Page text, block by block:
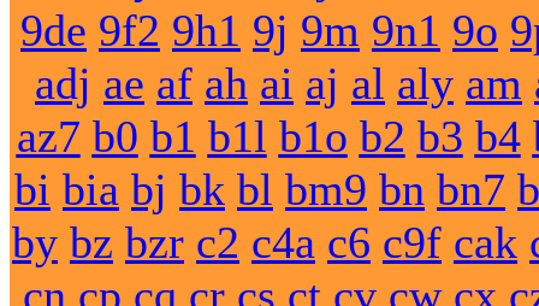
9de 9f2 9h1 9j 9m 9n1 9o
adj ae af ah ai aj al aly am
az7 b0 b1 b1l b1o b2 b3 b4
bi bia bj bk bl bm9 bn bn7
by bz bzr c2 c4a c6 c9f cak
cn cp cq cr cs ct cv cw cx